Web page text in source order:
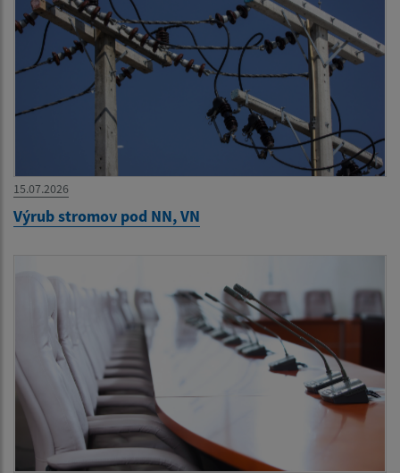
15.07.2026
Výrub stromov pod NN, VN